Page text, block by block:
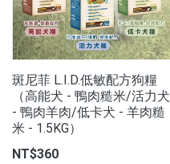
斑尼菲 L.I.D.低敏配方狗糧
（高能犬 - 鴨肉糙米/活力犬
- 鴨肉羊肉/低卡犬 - 羊肉糙
米 - 1.5KG）
NT$360